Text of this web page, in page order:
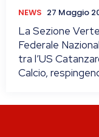
NEWS 27 Maggio
La Sezione
Federale
tra l’US
Calcio,